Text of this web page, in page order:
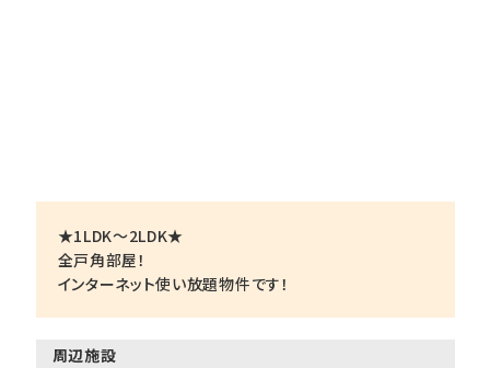
★1LDK～2LDK★
全戸角部屋！
インターネット使い放題物件です！
周辺施設